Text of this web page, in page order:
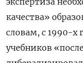
качества»
словам, с 1990-х
учебников